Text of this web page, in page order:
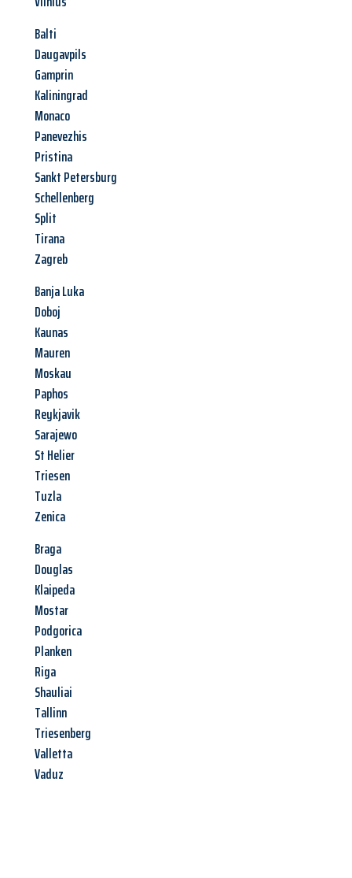
Balti
Daugavpils
Gamprin
Kaliningrad
Monaco
Panevezhis
Pristina
Sankt Petersburg
Schellenberg
Split
Tirana
Zagreb
Banja Luka
Doboj
Kaunas
Mauren
Moskau
Paphos
Reykjavik
Sarajewo
St Helier
Triesen
Tuzla
Zenica
Braga
Douglas
Klaipeda
Mostar
Podgorica
Planken
Riga
Shauliai
Tallinn
Triesenberg
Valletta
Vaduz